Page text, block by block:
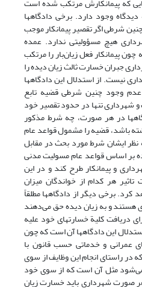
که پیمانکارش مرتکب شده است
وجود دارد. برخی دادگاهها
شرطی اگر تقصیر پیمانکار موجب
هیچ مسؤولیتی ندارد. عمده
پیمانکار فعل زیان‌بار را مرتکب
جبران خسارت ثالث زیان دیده را
نیست. از استدلال این دادگاهها
وجود چنین شرطی قضیه تابع
شهرداری تنها در حدود تقصیر خود
در هر صورت، چه شرط مذکور
باشد، قضیه را مشمول قواعد عام
ایشان شرط مورد بحث در مقابل
بر اساس قواعد عام مسولیت مدنی
و پیمانکار طرح کند و در این
هر کدام از خواندگان میزان
برخی دیگر از دادگاهها مطلقاً
هستند و به زیان دیده حق می‌دهند
دریافت کلیة خسارتهای خود علیه
این دادگاهها آن است که چون
عمرانی و خدماتی حسب قانون با
راستای انجام این وظایف از سوی
می‌شود مثل آن است که از سوی خود
صورت شهرداری باید خسارت زیان